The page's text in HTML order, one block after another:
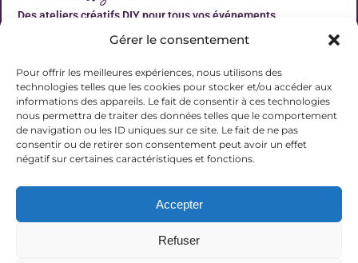
Gérer le consentement
Pour offrir les meilleures expériences, nous utilisons des
technologies telles que les cookies pour stocker et/ou accéder aux
informations des appareils. Le fait de consentir à ces technologies
nous permettra de traiter des données telles que le comportement
de navigation ou les ID uniques sur ce site. Le fait de ne pas
consentir ou de retirer son consentement peut avoir un effet
négatif sur certaines caractéristiques et fonctions.
Accepter
Refuser
Des ateliers créatifs DIY pour tous vos événements
Liens utiles
Contact
06 31 19 51 92
contact@lalucarnecreative.fr
77700 Magny le Hongre